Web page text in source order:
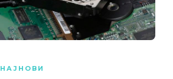
НАЈНОВИ